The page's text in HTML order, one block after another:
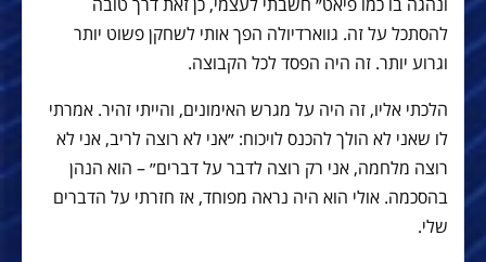
ונהגה בו כמו פיאט״ חשבתי לעצמי, כן זאת דרך טובה
להסתכל על זה. גווארדיולה הפך אותי לשחקן פשוט יותר
וגרוע יותר. זה היה הפסד לכל הקבוצה.
הלכתי אליו, זה היה על מגרש האימונים, והייתי זהיר. אמרתי
לו שאני לא הולך להכנס לויכוח: ״אני לא רוצה לריב, אני לא
רוצה מלחמה, אני רק רוצה לדבר על דברים״ – הוא הנהן
בהסכמה. אולי הוא היה נראה מפוחד, אז חזרתי על הדברים
שלי.